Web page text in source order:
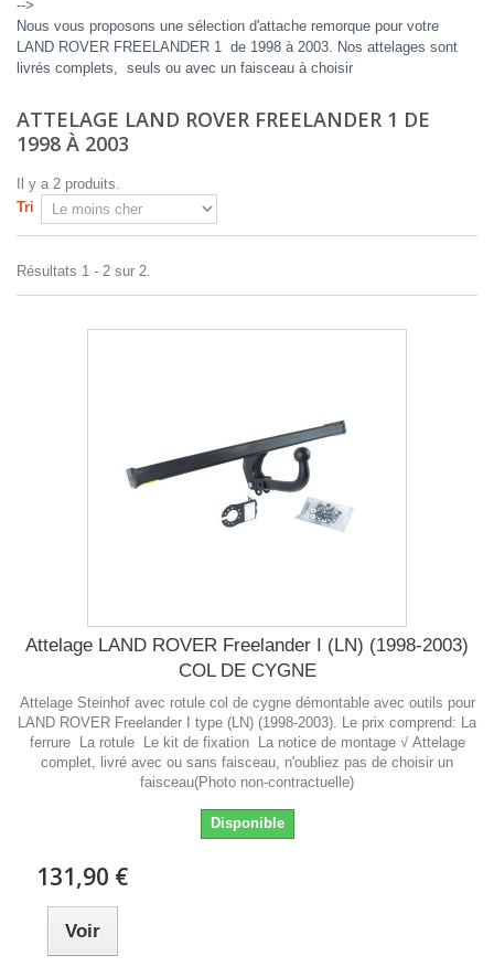
-->
Nous vous proposons une sélection d'attache remorque pour votre
LAND ROVER FREELANDER 1 de 1998 à 2003. Nos attelages sont
livrés complets, seuls ou avec un faisceau à choisir
ATTELAGE LAND ROVER FREELANDER 1 DE
1998 À 2003
Il y a 2 produits.
Tri
Résultats 1 - 2 sur 2.
Attelage LAND ROVER Freelander I (LN) (1998-2003)
COL DE CYGNE
Attelage Steinhof avec rotule col de cygne démontable avec outils pour
LAND ROVER Freelander I type (LN) (1998-2003). Le prix comprend: La
ferrure La rotule Le kit de fixation La notice de montage √ Attelage
complet, livré avec ou sans faisceau, n'oubliez pas de choisir un
faisceau(Photo non-contractuelle)
Disponible
131,90 €
Voir